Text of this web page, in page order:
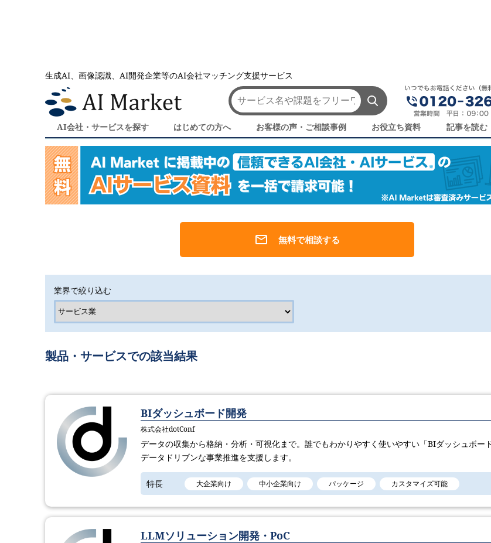
生成AI、画像認識、AI開発企業等のAI会社マッチング支援サービス
AI会社・サービスを探す はじめての方へ お客様の声・ご相談事例 お役立ち資料 記事を読む
AI会社とのマッチングは AI Market サービス業｜AI会社・AIサービス一覧
サービス業｜AI会社・AIサービス一覧
無料で相談する
業界で絞り込む
製品・サービスでの該当結果
BIダッシュボード開発
株式会社dotConf
データの収集から格納・分析・可視化まで。誰でもわかりやすく使いやすい「BIダッシュボー
データドリブンな事業推進を支援します。
特長 大企業向け 中小企業向け パッケージ カスタマイズ可能
LLMソリューション開発・PoC